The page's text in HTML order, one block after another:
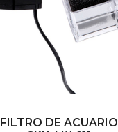
FILTRO DE ACUARIO